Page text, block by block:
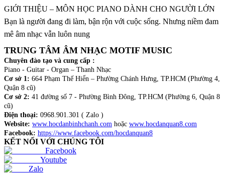
GIỚI THIỆU – MÔN HỌC PIANO DÀNH CHO NGƯỜI LỚN
Bạn là người đang đi làm, bận rộn với cuộc sống. Nhưng niềm đam
mê âm nhạc vẫn luôn nung
TRUNG TÂM ÂM NHẠC MOTIF MUSIC
Chuyên đào tạo và cung cấp :
Piano - Guitar - Organ – Thanh Nhạc
Cơ sở 1: 664 Phạm Thế Hiển – Phường Chánh Hưng, TP.HCM (Phường 4,
Quận 8 cũ)
Cơ sở 2: 41 đường số 7 - Phường Bình Đông, TP.HCM (Phường 6, Quận 8
cũ)
Điện thoại: 0968.901.301 ( Zalo )
Website: www.hocdanbinhchanh.com hoặc www.hocdanquan8.com
Facebook: https://www.facebook.com/hocdanquan8
KẾT NỐI VỚI CHÚNG TÔI
Facebook
Youtube
Zalo